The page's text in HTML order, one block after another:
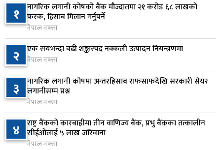
६
प्रतिनिधिसभा बैठक बस्दै , पाँच विधेयक र प्रतिवेदन
प्रस्तुत हुने
१ दिन अघि
७
आज बस्ने भनिएको राष्ट्रिय सभाको बैठक बुधबारका लागि
सर्‍यो
१ दिन अघि
८
वीरगञ्जमा ट्यांकरको सिल खोलेर तेल निकाल्ने सात जना
रंगेहात पक्राउ
१ दिन अघि
१ नागरिक लगानी कोषको बैंक मौज्दातमा २१ करोड ६८ लाखको
फरक, हिसाब मिलान गर्नुपर्ने
नेपाल नक्सा
२ एक सयभन्दा बढी शङ्कास्पद नक्कली उत्पादन नियन्त्रणमा
नेपाल नक्सा
३ नागरिक लगानी कोषमा अन्तरहिसाब राफसाफदेखि सरकारी सेयर
लगानीसम्म प्रश्न
नेपाल नक्सा
४ राष्ट्र बैंकको कारबाहीमा तीन वाणिज्य बैंक, प्रभु बैंकका तत्कालीन
सीईओलाई ५ लाख जरिवाना
नेपाल नक्सा